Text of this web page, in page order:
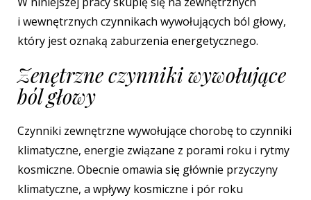
i wewnętrznych czynnikach wywołujących ból głowy,
który jest oznaką zaburzenia energetycznego.
Zenętrzne czynniki wywołujące
ból głowy
Czynniki zewnętrzne wywołujące chorobę to czynniki
klimatyczne, energie związane z porami roku i rytmy
kosmiczne. Obecnie omawia się głównie przyczyny
klimatyczne, a wpływy kosmiczne i pór roku